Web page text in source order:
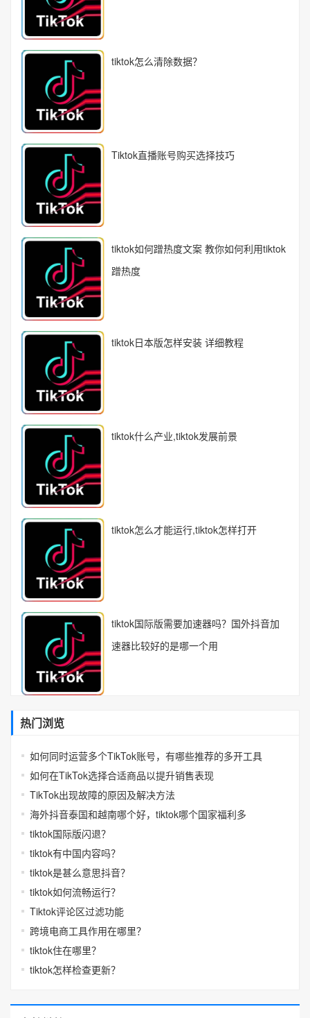
tiktok怎么清除数据？
Tiktok直播账号购买选择技巧
tiktok如何蹭热度文案 教你如何利用tiktok
蹭热度
tiktok日本版怎样安装 详细教程
tiktok什么产业,tiktok发展前景
tiktok怎么才能运行,tiktok怎样打开
tiktok国际版需要加速器吗？国外抖音加
速器比较好的是哪一个用
热门浏览
如何同时运营多个TikTok账号，有哪些推荐的多开工具
如何在TikTok选择合适商品以提升销售表现
TikTok出现故障的原因及解决方法
海外抖音泰国和越南哪个好，tiktok哪个国家福利多
tiktok国际版闪退？
tiktok有中国内容吗？
tiktok是甚么意思抖音？
tiktok如何流畅运行？
Tiktok评论区过滤功能
跨境电商工具作用在哪里？
tiktok住在哪里？
tiktok怎样检查更新？